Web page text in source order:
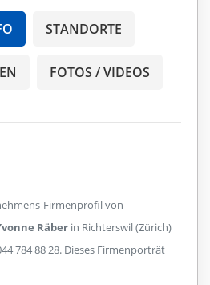
STANDORTE
FOTOS / VIDEOS
Firmenprofil von
Räber in Richterswil (Zürich)
784 88 28. Dieses Firmenporträt